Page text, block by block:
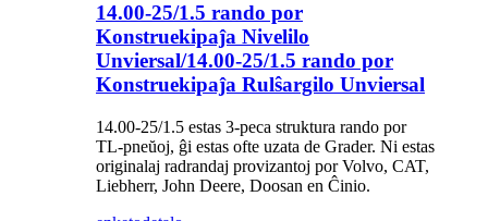
14.00-25/1.5 rando por
Konstruekipaĵa Nivelilo
Unviersal/14.00-25/1.5 rando por
Konstruekipaĵa Rulŝargilo Unviersal
14.00-25/1.5 estas 3-peca struktura rando por
TL-pneŭoj, ĝi estas ofte uzata de Grader. Ni estas
originalaj radrandaj provizantoj por Volvo, CAT,
Liebherr, John Deere, Doosan en Ĉinio.